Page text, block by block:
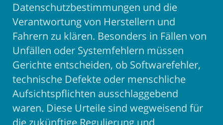
Datenschutzbestimmungen und die
Verantwortung von Herstellern und
Fahrern zu klären. Besonders in Fällen von
Unfällen oder Systemfehlern müssen
Gerichte entscheiden, ob Softwarefehler,
technische Defekte oder menschliche
Aufsichtspflichten ausschlaggebend
waren. Diese Urteile sind wegweisend für
die zukünftige Regulierung und